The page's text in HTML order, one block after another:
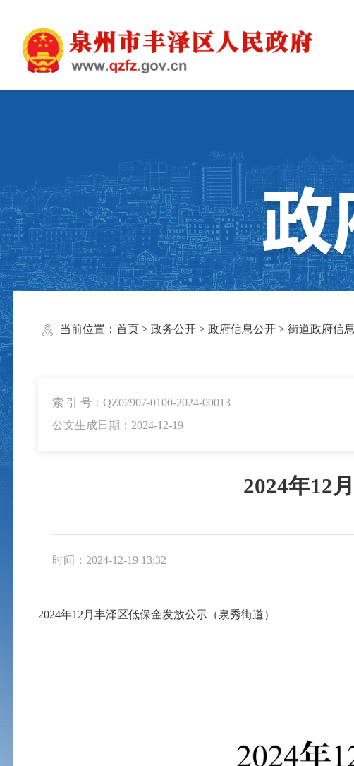
当前位置： 首页> 政务公开> 政府信息公开> 街道政府信
索 引 号：QZ02907-0100-2024-00013
公文生成日期：2024-12-19
2024年12
时间：2024-12-19 13:32
2024年12月丰泽区低保金发放公示（泉秀街道）